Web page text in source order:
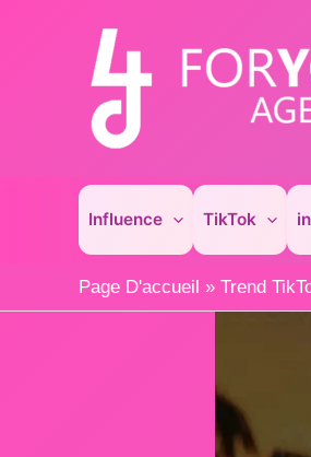
Influence TikTok
Page D'accueil » Trend